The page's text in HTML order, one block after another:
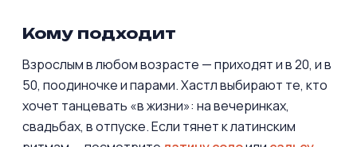
Кому подходит
Взрослым в любом возрасте — приходят и в 20, и в
50, поодиночке и парами. Хастл выбирают те, кто
хочет танцевать «в жизни»: на вечеринках,
свадьбах, в отпуске. Если тянет к латинским